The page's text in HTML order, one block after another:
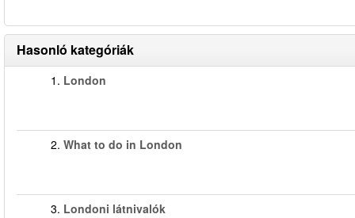
Hasonló kategóriák
1. London
2. What to do in London
3. Londoni látnivalók